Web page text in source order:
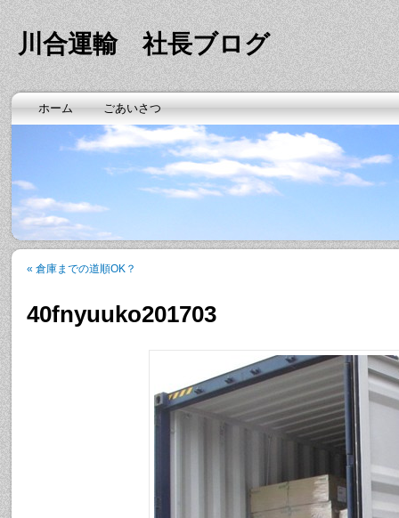
川合運輸 社長ブログ
ホーム ごあいさつ
« 倉庫までの道順OK？
40fnyuuko201703